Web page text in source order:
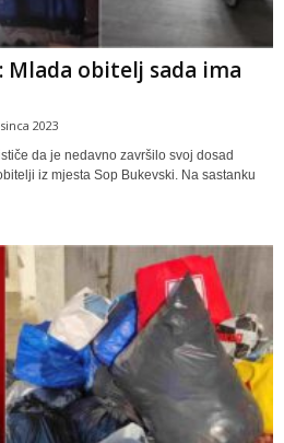
Mlada obitelj sada ima
2023
da je nedavno završilo svoj dosad
iz mjesta Sop Bukevski. Na sastanku